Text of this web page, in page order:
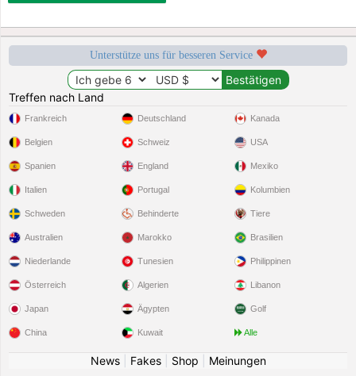
Unterstütze uns für besseren Service
Treffen nach Land
Frankreich
Belgien
Spanien
Italien
Schweden
Deutschland
Schweiz
England
Portugal
Behinderte
Kanada
USA
Mexiko
Kolumbien
Tiere
Australien
Niederlande
Österreich
Japan
China
Marokko
Tunesien
Algerien
Ägypten
Kuwait
Brasilien
Philippinen
Libanon
Golf
Alle
News| Fakes| Shop
Meinungen